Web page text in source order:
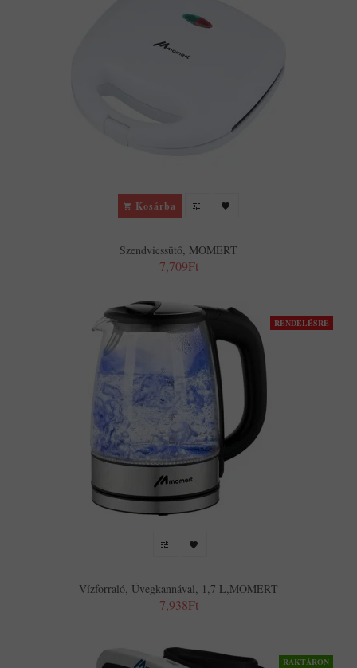
Kosárba
Szendvicssütő, MOMERT
7,709Ft
RENDELÉSRE
Vízforraló, Üvegkannával, 1,7 L,MOMERT
7,938Ft
RAKTÁRON